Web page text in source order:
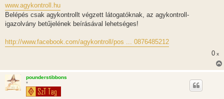
www.agykontroll.hu
Belépés csak agykontrollt végzett látogatóknak, az agykontroll-
igazolvány betűjelének beírásával lehetséges!
http://www.facebook.com/agykontroll/pos ... 0876485212
0 x
pounderstibbons
*